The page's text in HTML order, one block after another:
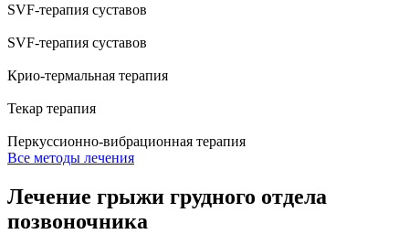
SVF-терапия суставов
SVF-терапия суставов
Крио-термальная терапия
Текар терапия
Перкуссионно-вибрационная терапия
Все методы лечения
Лечение грыжи грудного отдела
позвоночника